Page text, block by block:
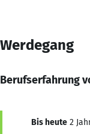
Werdegang
Berufserfahrung
Bis heute 2